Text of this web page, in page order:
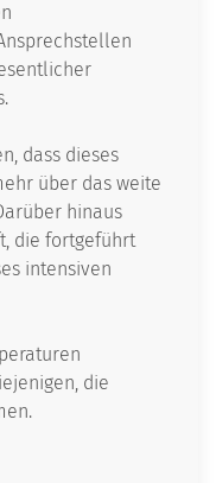
dass dieses
über das weite
hinaus
die fortgeführt
intensiven
die